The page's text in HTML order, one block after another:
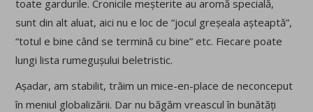
toate gardurile. Cronicile meșterite au aromă specială,
sunt din alt aluat, aici nu e loc de “jocul greșeala așteaptă”,
“totul e bine când se termină cu bine” etc. Fiecare poate
lungi lista rumegușului beletristic.
Așadar, am stabilit, trăim un mice-en-place de neconceput
în meniul globalizării. Dar nu băgăm vreascul în bunătăți